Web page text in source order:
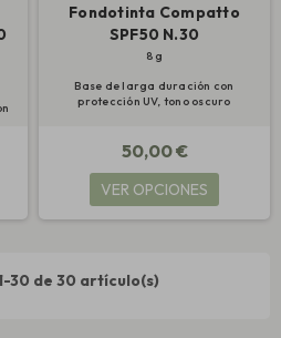
Fondotinta Compatto
SPF50 N.30
8 g
Base de larga duración con
protección UV, tono oscuro
50,00 €
VER OPCIONES
30 de 30 artículo(s)